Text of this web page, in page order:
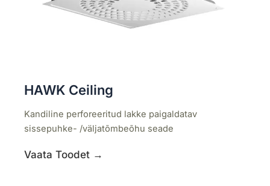
HAWK Ceiling
Kandiline perforeeritud lakke paigaldatav
sissepuhke- /väljatõmbeõhu seade
Vaata Toodet →